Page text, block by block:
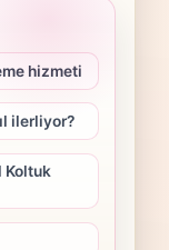
hizmeti
ilerliyor?
Koltuk